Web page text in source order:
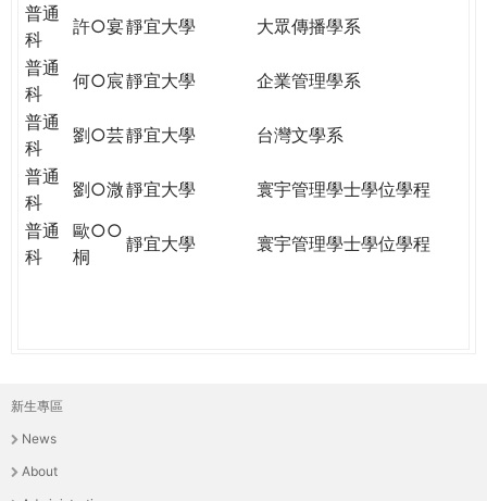
普通
科
許○宴靜宜大學
大眾傳播學系
普通
科
何○宸靜宜大學
企業管理學系
普通
科
劉○芸靜宜大學
台灣文學系
普通
科
劉○溦靜宜大學
寰宇管理學士學位學程
普通
科
歐○○
桐
靜宜大學 寰宇管理學士學位學程
主
選
新生專區
News
About